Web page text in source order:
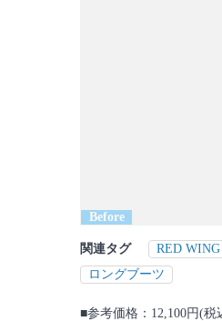
Before
関連タグ RED WING
ロングブーツ
■参考価格：12,100円(税